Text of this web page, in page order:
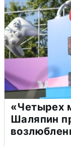
«Четырех
Шаляпин